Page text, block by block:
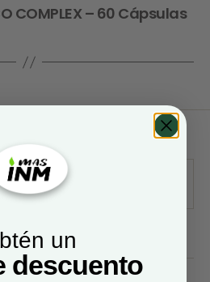
COMPLEX – 60 Cápsulas
un
descuento